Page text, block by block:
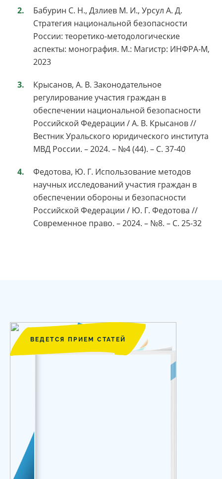
Бабурин С. Н., Дзлиев М. И., Урсул А. Д.
Стратегия национальной безопасности
России: теоретико-методологические
аспекты: монография. М.: Магистр: ИНФРА-М,
2023
Крысанов, А. В. Законодательное
регулирование участия граждан в
обеспечении национальной безопасности
Российской Федерации / А. В. Крысанов //
Вестник Уральского юридического института
МВД России. – 2024. – №4 (44). – С. 37-40
Федотова, Ю. Г. Использование методов
научных исследований участия граждан в
обеспечении обороны и безопасности
Российской Федерации / Ю. Г. Федотова //
Современное право. – 2024. – №8. – С. 25-32
ВЕДЕТСЯ ПРИЕМ СТАТЕЙ